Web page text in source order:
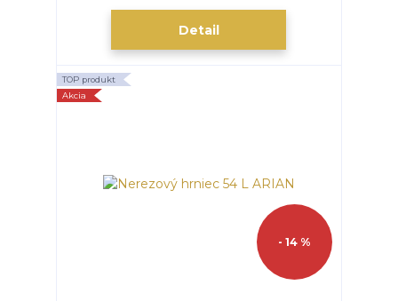
Detail
TOP produkt
Akcia
- 14 %